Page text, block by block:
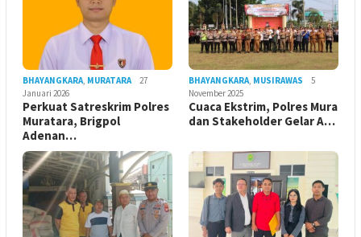
BHAYANGKARA, MURATARA
27
Januari 2026
Perkuat Satreskrim Polres
Muratara, Brigpol
Adenan…
BHAYANGKARA, MUSIRAWAS
5
November 2025
Cuaca Ekstrim, Polres Mura
dan Stakeholder Gelar A…